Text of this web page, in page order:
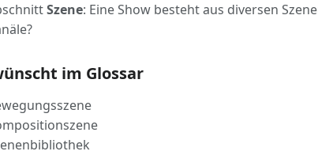
Szene: Eine Show besteht aus diversen
im Glossar